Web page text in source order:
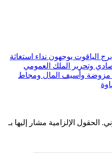
الياقوت يوجهون نداء استغاثة
وتحرير الملك العمومي
مزوضة وأسيف المال ومجاط
الحقول الإلزامية مشار إليها بـ